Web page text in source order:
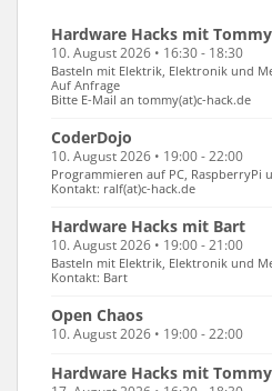
Hardware Hacks mit Tommy
10. August 2026 • 16:30 - 18:30
Basteln mit Elektrik, Elektronik und
Auf Anfrage
Bitte E-Mail an tommy(at)c-hack.de
CoderDojo
10. August 2026 • 19:00 - 22:00
Programmieren auf PC, RaspberryPi
Kontakt: ralf(at)c-hack.de
Hardware Hacks mit Bart
10. August 2026 • 19:00 - 21:00
Basteln mit Elektrik, Elektronik und
Kontakt: Bart
Open Chaos
10. August 2026 • 19:00 - 22:00
Hardware Hacks mit Tommy